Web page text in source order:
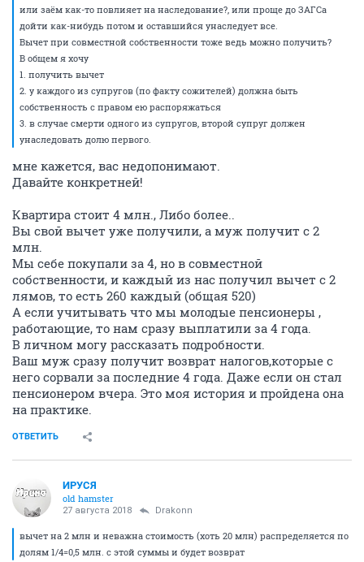
или заём как-то повлияет на наследование?, или проще до ЗАГСа
дойти как-нибудь потом и оставшийся унаследует все.
Вычет при совместной собственности тоже ведь можно получить?
В общем я хочу
1. получить вычет
2. у каждого из супругов (по факту сожителей) должна быть
собственность с правом ею распоряжаться
3. в случае смерти одного из супругов, второй супруг должен
унаследовать долю первого.
мне кажется, вас недопонимают.
Давайте конкретней!
Квартира стоит 4 млн., Либо более..
Вы свой вычет уже получили, а муж получит с 2
млн.
Мы себе покупали за 4, но в совместной
собственности, и каждый из нас получил вычет с 2
лямов, то есть 260 каждый (общая 520)
А если учитывать что мы молодые пенсионеры ,
работающие, то нам сразу выплатили за 4 года.
В личном могу рассказать подробности.
Ваш муж сразу получит возврат налогов,которые с
него сорвали за последние 4 года. Даже если он стал
пенсионером вчера. Это моя история и пройдена она
на практике.
ОТВЕТИТЬ
ИРУСЯ
old hamster
27 августа 2018 Drakonn
вычет на 2 млн и неважна стоимость (хоть 20 млн) распределяется по
долям 1/4=0,5 млн. с этой суммы и будет возврат